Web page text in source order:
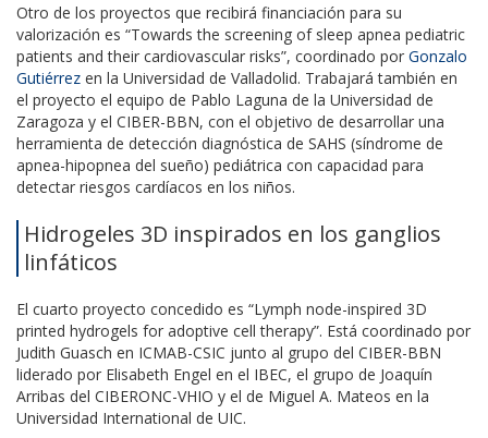
Otro de los proyectos que recibirá financiación para su
valorización es “Towards the screening of sleep apnea pediatric
patients and their cardiovascular risks”, coordinado por Gonzalo
Gutiérrez en la Universidad de Valladolid. Trabajará también en
el proyecto el equipo de Pablo Laguna de la Universidad de
Zaragoza y el CIBER-BBN, con el objetivo de desarrollar una
herramienta de detección diagnóstica de SAHS (síndrome de
apnea-hipopnea del sueño) pediátrica con capacidad para
detectar riesgos cardíacos en los niños.
Hidrogeles 3D inspirados en los ganglios
linfáticos
El cuarto proyecto concedido es “Lymph node-inspired 3D
printed hydrogels for adoptive cell therapy”. Está coordinado por
Judith Guasch en ICMAB-CSIC junto al grupo del CIBER-BBN
liderado por Elisabeth Engel en el IBEC, el grupo de Joaquín
Arribas del CIBERONC-VHIO y el de Miguel A. Mateos en la
Universidad International de UIC.